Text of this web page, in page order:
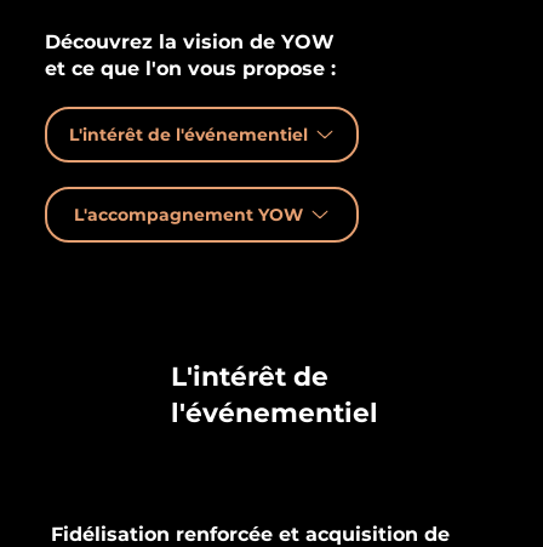
Découvrez la vision deYOW
et ce que l'on vous propose :
L'intérêt de l'événementiel
L'accompagnement YOW
Fidélisation renforcée et acquisition de
L'intérêt de
l'événementiel